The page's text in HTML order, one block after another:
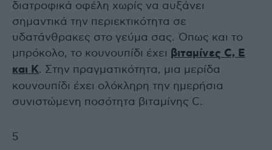
διατροφικά οφέλη χωρίς να αυξάνει
σημαντικά την περιεκτικότητα σε
υδατάνθρακες στο γεύμα σας. Όπως και το
μπρόκολο, το κουνουπίδι έχει βιταμίνες C, E
και K. Στην πραγματικότητα, μια μερίδα
κουνουπίδι έχει ολόκληρη την ημερήσια
συνιστώμενη ποσότητα βιταμίνης C.
5